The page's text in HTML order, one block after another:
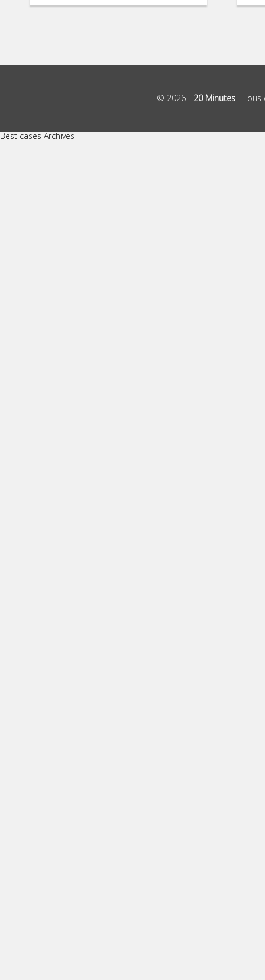
© 2026 - 20 Minutes -
Best cases Archives